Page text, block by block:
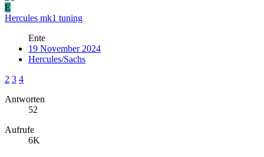
E
Hercules mk1 tuning
Ente
19 November 2024
Hercules/Sachs
2 3 4
Antworten
52
Aufrufe
6K